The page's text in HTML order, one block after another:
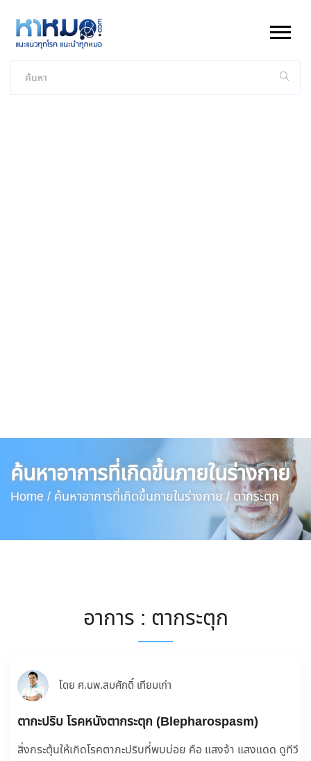
ค้นหาอาการที่เกิดขึ้นภายในร่างกาย
Home / ค้นหาอาการที่เกิดขึ้นภายในร่างกาย / ตากระตุก
อาการ : ตากระตุก
โดย ศ.นพ.สมศักดิ์ เทียมเก่า
ตากะปริบ โรคหนังตากระตุก (Blepharospasm)
สิ่งกระตุ้นให้เกิดโรคตากะปริบที่พบบ่อย คือ แสงจ้า แสงแดด ดูทีวี